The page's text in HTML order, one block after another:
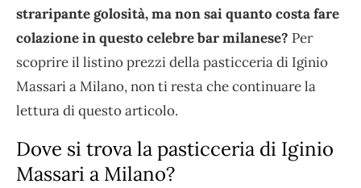
straripante golosità, ma non sai quanto costa fare
colazione in questo celebre bar milanese? Per
scoprire il listino prezzi della pasticceria di Iginio
Massari a Milano, non ti resta che continuare la
lettura di questo articolo.
Dove si trova la pasticceria di Iginio
Massari a Milano?